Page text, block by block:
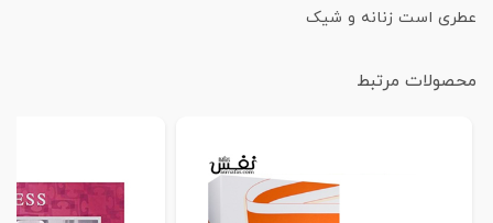
عطری است زنانه و شیک
محصولات مرتبط